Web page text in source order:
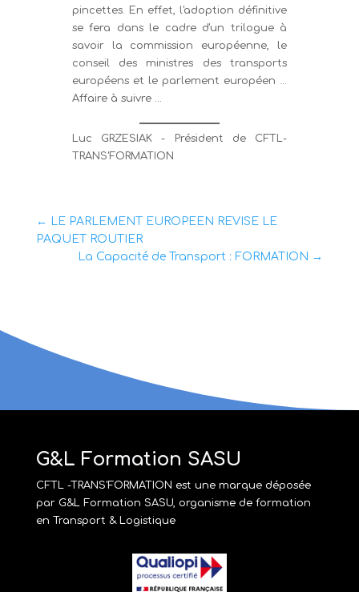
pincettes. En effet, l'adoption définitive
se fera dans le cadre d'un trilogue à
savoir la commission européenne, le
conseil des ministres des transports
européens et le parlement européen ...
Affaire à suivre ...
Luc GRZESIAK - Président de CFTL-
TRANS'FORMATION
←
LE PARLEMENT EUROPEEN REVISE LE
PAQUET ROUTIER
La Capacité de Transport : FORMATION →
G&L Formation SASU
CFTL -TRANS'FORMATION est une marque déposée
par G&L Formation SASU, organisme de formation
en Transport & Logistique